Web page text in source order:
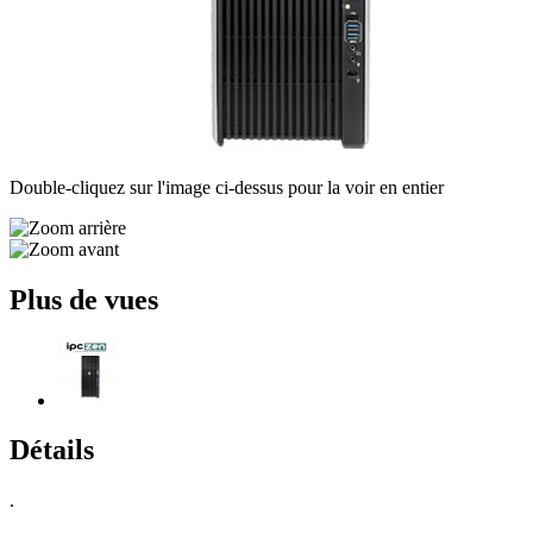
Double-cliquez sur l'image ci-dessus pour la voir en entier
Plus de vues
Détails
.